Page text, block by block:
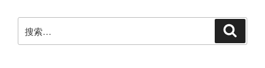
索：